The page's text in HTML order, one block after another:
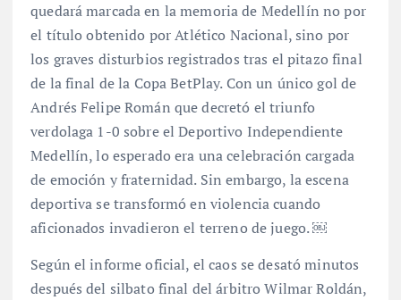
quedará marcada en la memoria de Medellín no por
el título obtenido por Atlético Nacional, sino por
los graves disturbios registrados tras el pitazo final
de la final de la Copa BetPlay. Con un único gol de
Andrés Felipe Román que decretó el triunfo
verdolaga 1-0 sobre el Deportivo Independiente
Medellín, lo esperado era una celebración cargada
de emoción y fraternidad. Sin embargo, la escena
deportiva se transformó en violencia cuando
aficionados invadieron el terreno de juego. ￼
Según el informe oficial, el caos se desató minutos
después del silbato final del árbitro Wilmar Roldán,